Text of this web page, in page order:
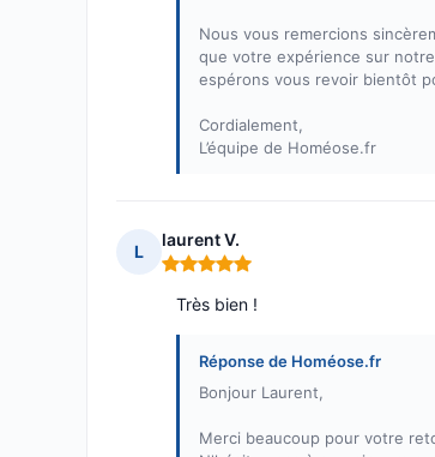
Nous vous remercions
que votre expérience sur
espérons vous revoir bientôt
Cordialement,
L’équipe de Homéose.fr
L
laurent V.
Note : 5 sur 5
Très bien !
Réponse de Homéose.fr
Bonjour Laurent,
Merci beaucoup pour votre